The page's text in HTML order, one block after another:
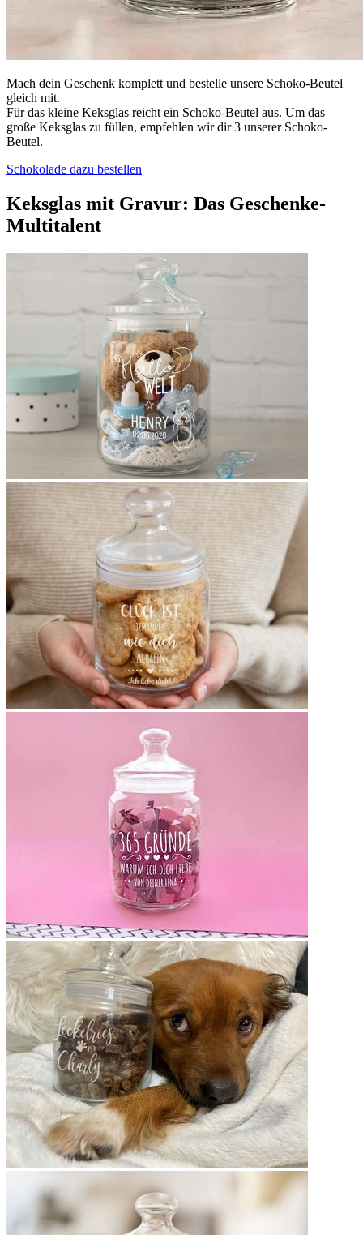
Mach dein Geschenk komplett und bestelle unsere Schoko-Beutel
gleich mit.
Für das kleine Keksglas reicht ein Schoko-Beutel aus. Um das
große Keksglas zu füllen, empfehlen wir dir 3 unserer Schoko-
Beutel.
Schokolade dazu bestellen
Keksglas mit Gravur: Das Geschenke-
Multitalent